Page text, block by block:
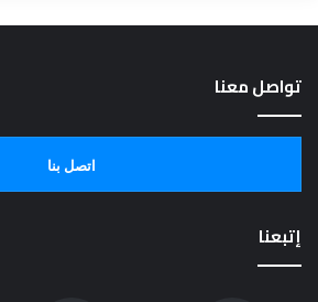
تواصل معنا
اتصل بنا
إتبعنا